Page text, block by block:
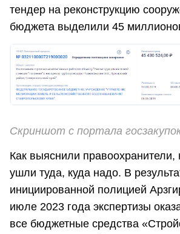
тендер на реконструкцию
бюджета выделили 45
Скриншот с портала
Как выяснили правоохранители,
ушли туда, куда надо. В
инициированной полицией
июле 2023 года экспертизы
все бюджетные средства